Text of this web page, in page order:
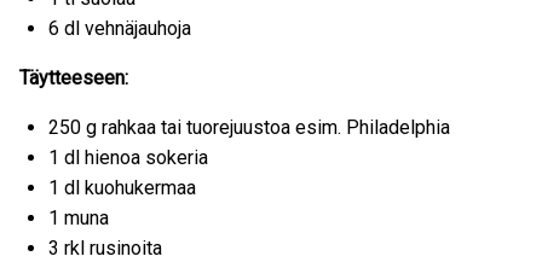
6 dl vehnäjauhoja
Täytteeseen:
250 g rahkaa tai tuorejuustoa esim. Philadelphia
1 dl hienoa sokeria
1 dl kuohukermaa
1 muna
3 rkl rusinoita